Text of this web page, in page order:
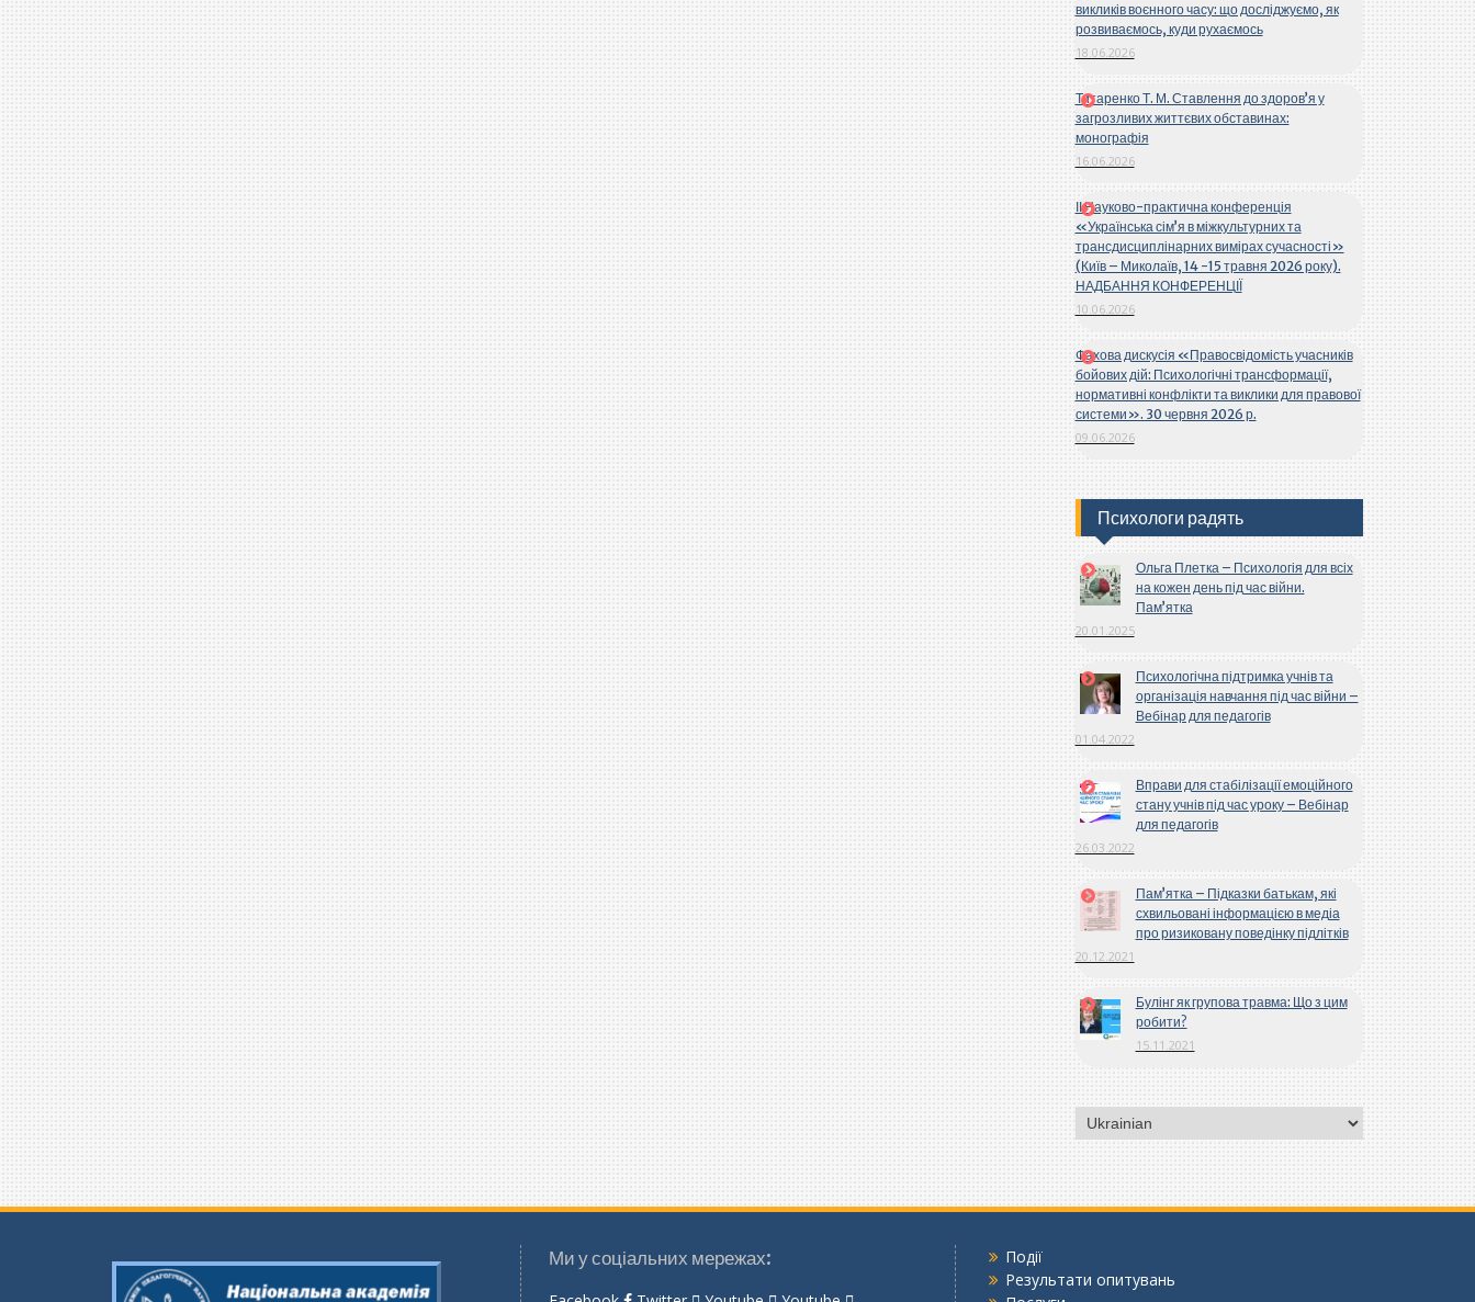
викликів воєнного часу: що досліджуємо, як
розвиваємось, куди рухаємось
18.06.2026
Титаренко Т. М. Ставлення до здоров’я у
загрозливих життєвих обставинах:
монографія
16.06.2026
ІІ Науково-практична конференція
«Українська сім’я в міжкультурних та
трансдисциплінарних вимірах сучасності»
(Київ – Миколаїв, 14 -15 травня 2026 року).
НАДБАННЯ КОНФЕРЕНЦІЇ
10.06.2026
Фахова дискусія «Правосвідомість учасників
бойових дій: Психологічні трансформації,
нормативні конфлікти та виклики для правової
системи». 30 червня 2026 р.
09.06.2026
Психологи радять
Ольга Плетка – Психологія для всіх
на кожен день під час війни.
Пам’ятка
20.01.2025
Психологічна підтримка учнів та
організація навчання під час війни –
Вебінар для педагогів
01.04.2022
Вправи для стабілізації емоційного
стану учнів під час уроку – Вебінар
для педагогів
26.03.2022
Пам’ятка – Підказки батькам, які
схвильовані інформацією в медіа
про ризиковану поведінку підлітків
20.12.2021
Булінг як групова травма: Що з цим
робити?
15.11.2021
Вибрати
мову
Ми у соціальних мережах:
Події
Результати опитувань